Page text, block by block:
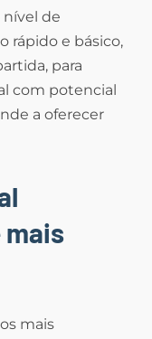
nível de
rápido e básico,
para
com potencial
a oferecer
mais